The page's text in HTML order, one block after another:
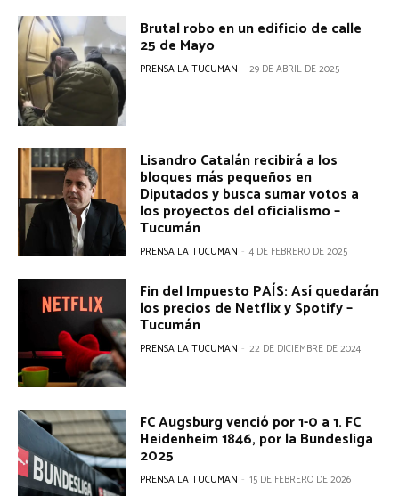
Brutal robo en un edificio de calle
25 de Mayo
PRENSA LA TUCUMAN - 29 DE ABRIL DE 2025
Lisandro Catalán recibirá a los
bloques más pequeños en
Diputados y busca sumar votos a
los proyectos del oficialismo –
Tucumán
PRENSA LA TUCUMAN - 4 DE FEBRERO DE 2025
Fin del Impuesto PAÍS: Así quedarán
los precios de Netflix y Spotify –
Tucumán
PRENSA LA TUCUMAN - 22 DE DICIEMBRE DE 2024
FC Augsburg venció por 1-0 a 1. FC
Heidenheim 1846, por la Bundesliga
2025
PRENSA LA TUCUMAN - 15 DE FEBRERO DE 2026